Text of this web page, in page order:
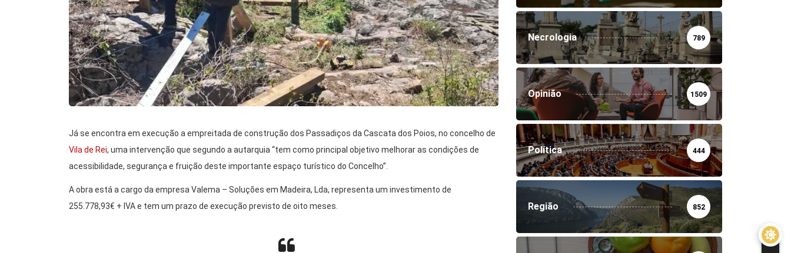
Já se encontra em execução a empreitada de construção dos Passadiços da Cascata dos Poios, no concelho de
Vila de Rei, uma intervenção que segundo a autarquia “tem como principal objetivo melhorar as condições de
acessibilidade, segurança e fruição deste importante espaço turístico do Concelho”.
A obra está a cargo da empresa Valema – Soluções em Madeira, Lda, representa um investimento de
255.778,93€ + IVA e tem um prazo de execução previsto de oito meses.
Necrologia 789
Opinião 1509
Política 444
Região 852